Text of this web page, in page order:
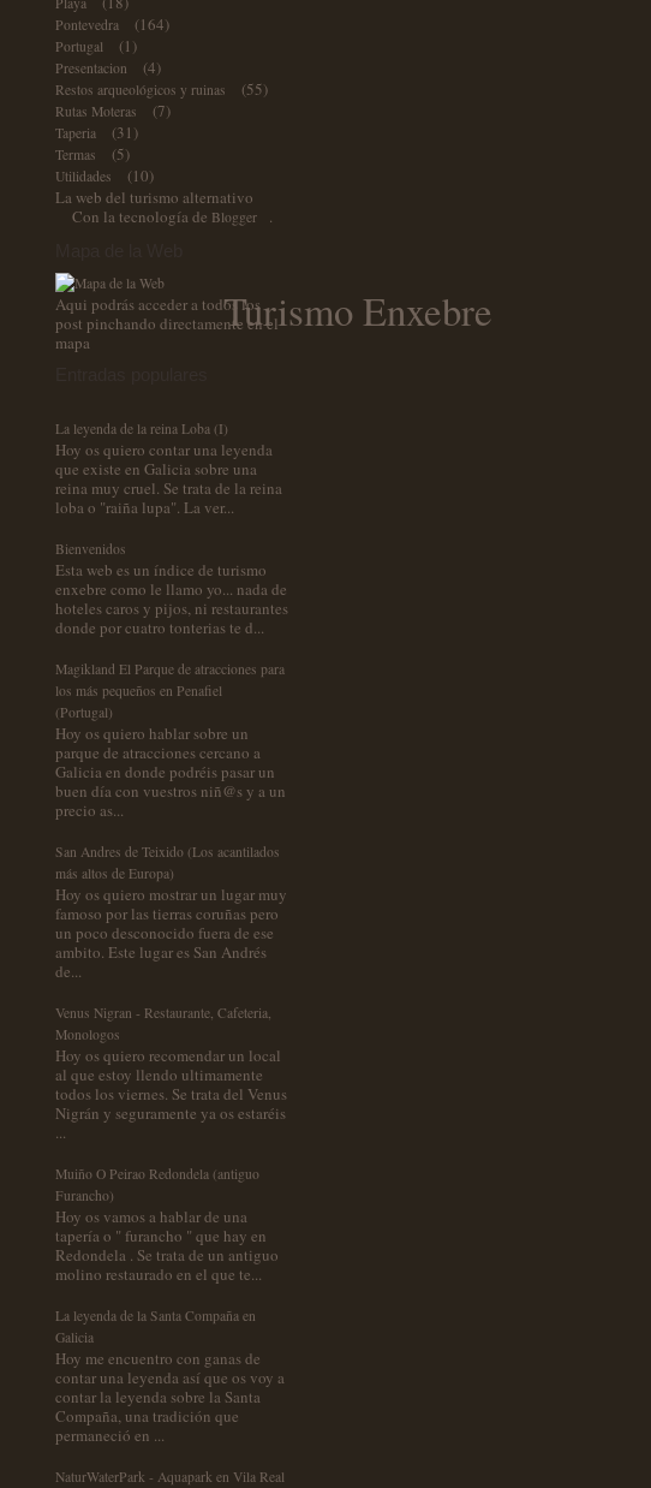
Pontevedra (164)
Portugal (1)
Presentacion (4)
Restos arqueológicos y ruinas (55)
Rutas Moteras (7)
Taperia (31)
Termas (5)
Utilidades (10)
Turismo Enxebre
La web del turismo alternativo
Con la tecnología de Blogger .
Aqui podrás acceder a todos los
post pinchando directamente en el
mapa
La leyenda de la reina Loba (I)
Hoy os quiero contar una leyenda
que existe en Galicia sobre una
reina muy cruel. Se trata de la reina
loba o "raiña lupa". La ver...
Bienvenidos
Esta web es un índice de turismo
enxebre como le llamo yo... nada de
hoteles caros y pijos, ni restaurantes
donde por cuatro tonterias te d...
Magikland El Parque de atracciones para
los más pequeños en Penafiel
(Portugal)
Hoy os quiero hablar sobre un
parque de atracciones cercano a
Galicia en donde podréis pasar un
buen día con vuestros niñ@s y a un
precio as...
San Andres de Teixido (Los acantilados
más altos de Europa)
Hoy os quiero mostrar un lugar muy
famoso por las tierras coruñas pero
un poco desconocido fuera de ese
ambito. Este lugar es San Andrés
de...
Venus Nigran - Restaurante, Cafeteria,
Monologos
Hoy os quiero recomendar un local
al que estoy llendo ultimamente
todos los viernes. Se trata del Venus
Nigrán y seguramente ya os estaréis
...
Muiño O Peirao Redondela (antiguo
Furancho)
Hoy os vamos a hablar de una
tapería o " furancho " que hay en
Redondela . Se trata de un antiguo
molino restaurado en el que te...
La leyenda de la Santa Compaña en
Galicia
Hoy me encuentro con ganas de
contar una leyenda así que os voy a
contar la leyenda sobre la Santa
Compaña, una tradición que
permaneció en ...
NaturWaterPark - Aquapark en Vila Real